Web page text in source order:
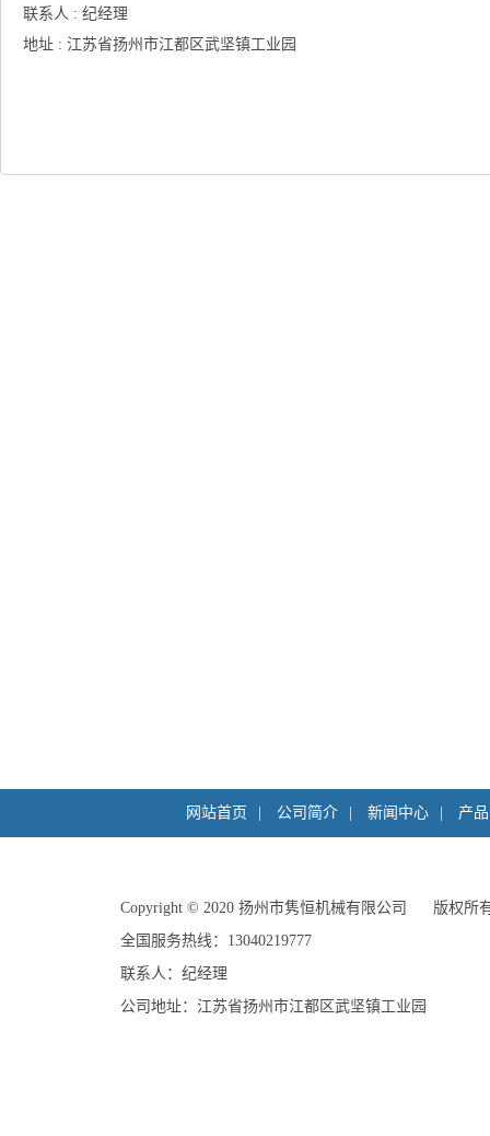
联系人:纪经理
地址:江苏省扬州市江都区武坚镇工业园
网站首页 公司简介 新闻中心 产
Copyright©2020 扬州市隽恒机械有限公司
版权所
全国服务热线：13040219777
联系人：纪经理
公司地址：江苏省扬州市江都区武坚镇工业园